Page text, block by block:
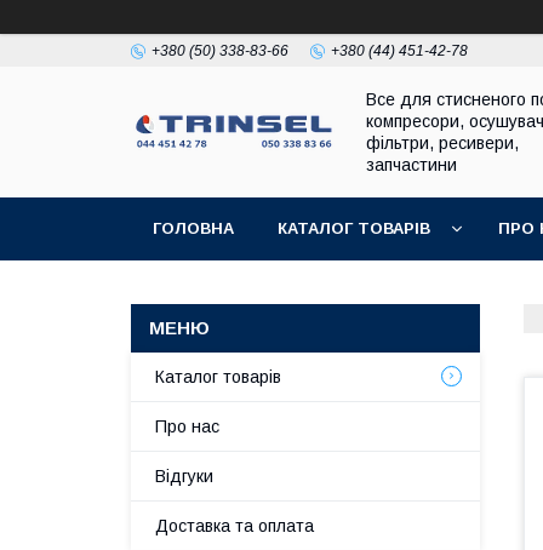
+380 (50) 338-83-66 +380 (44) 451-42-78
Все для стисненого
компресори,
фільтри, ресивери,
запчастини
ГОЛОВНА КАТАЛОГ ТОВАРІВ ПРО
Каталог товарів
Про нас
Відгуки
Доставка та оплата